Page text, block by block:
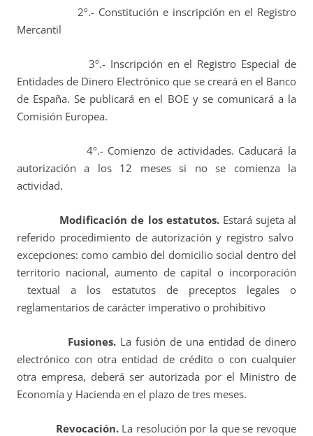
2º.- Constitución e inscripción en el Registro
Mercantil
3º.- Inscripción en el Registro Especial de
Entidades de Dinero Electrónico que se creará en el Banco
de España. Se publicará en el BOE y se comunicará a la
Comisión Europea.
4º.- Comienzo de actividades. Caducará la
autorización a los 12 meses si no se comienza la
actividad.
Modificación de los estatutos.Estará sujeta al
referido procedimiento de autorización y registro salvo
excepciones: como cambio del domicilio social dentro del
territorio nacional, aumento de capital o incorporación
textual a los estatutos de preceptos legales o
reglamentarios de carácter imperativo o prohibitivo
Fusiones.La fusión de una entidad de dinero
electrónico con otra entidad de crédito o con cualquier
otra empresa, deberá ser autorizada por el Ministro de
Economía y Hacienda en el plazo de tres meses.
Revocación.La resolución por la que se revoque